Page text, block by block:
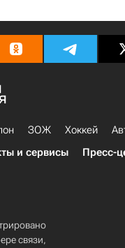
ЗОЖ Хоккей
и сервисы Пресс-
связи,